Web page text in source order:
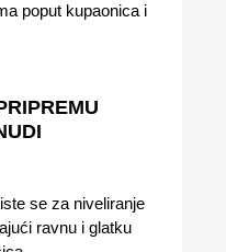
poput kupaonica i
se za niveliranje
ravnu i glatku